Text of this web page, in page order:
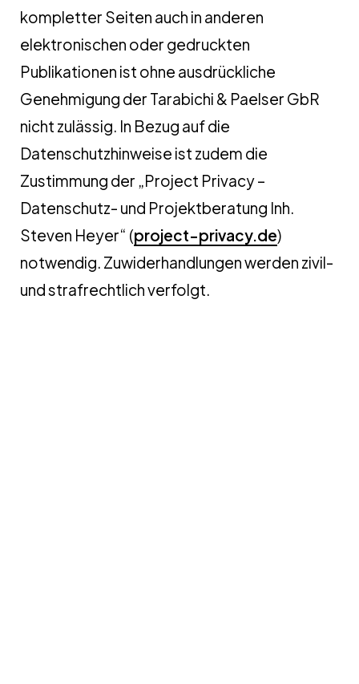
kompletter Seiten auch in anderen
elektronischen oder gedruckten
Publikationen ist ohne ausdrückliche
Genehmigung der Tarabichi & Paelser GbR
nicht zulässig. In Bezug auf die
Datenschutzhinweise ist zudem die
Zustimmung der „Project Privacy –
Datenschutz- und Projektberatung Inh.
Steven Heyer“ (project-privacy.de)
notwendig. Zuwiderhandlungen werden zivil-
und strafrechtlich verfolgt.